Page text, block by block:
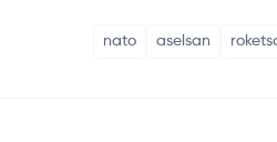
nato aselsan